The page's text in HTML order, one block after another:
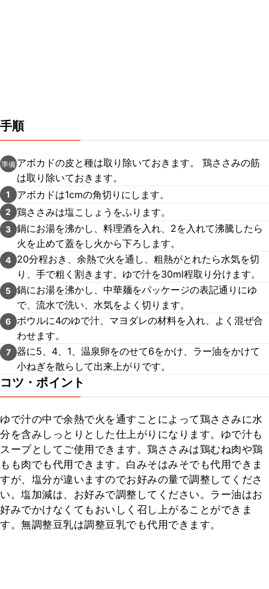
手順
準備 アボカドの皮と種は取り除いておきます。 鶏ささみの筋
は取り除いておきます。
1 アボカドは1cmの角切りにします。
2 鶏ささみは塩こしょうをふります。
3 鍋にお湯を沸かし、料理酒を入れ、2を入れて沸騰したら
火を止めて蓋をし火から下ろします。
4
20分程おき、余熱で火を通し、粗熱がとれたら水気を切
り、手で粗く割きます。ゆで汁を30ml程取り分けます。
5 鍋にお湯を沸かし、中華麺をパッケージの表記通りにゆ
で、流水で洗い、水気をよく切ります。
6 ボウルに4のゆで汁、マヨダレの材料を入れ、よく混ぜ合
わせます。
7 器に5、4、1、温泉卵をのせて6をかけ、ラー油をかけて
小ねぎを散らして出来上がりです。
コツ・ポイント
ゆで汁の中で余熱で火を通すことによって鶏ささみに水
分を含みしっとりとした仕上がりになります。ゆで汁も
スープとしてご使用できます。鶏ささみは鶏むね肉や鶏
もも肉でも代用できます。白みそはみそでも代用できま
すが、塩分が違いますのでお好みの量で調整してくださ
い。塩加減は、お好みで調整してください。ラー油はお
好みでかけなくてもおいしく召し上がることができま
す。無調整豆乳は調整豆乳でも代用できます。